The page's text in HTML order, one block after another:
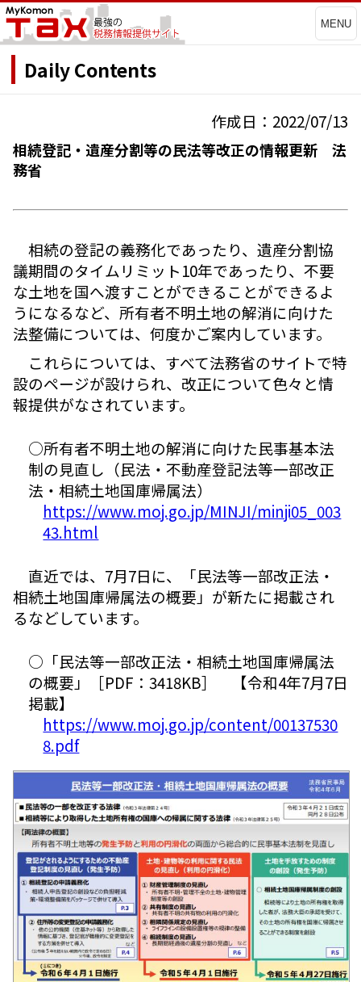
MENU
Daily Contents
作成日：2022/07/13
相続登記・遺産分割等の民法等改正の情報更新 法
務省
相続の登記の義務化であったり、遺産分割協
議期間のタイムリミット10年であったり、不要
な土地を国へ渡すことができることができるよ
うになるなど、所有者不明土地の解消に向けた
法整備については、何度かご案内しています。
これらについては、すべて法務省のサイトで特
設のページが設けられ、改正について色々と情
報提供がなされています。
○所有者不明土地の解消に向けた民事基本法
制の見直し（民法・不動産登記法等一部改正
法・相続土地国庫帰属法）
https://www.moj.go.jp/MINJI/minji05_003
43.html
直近では、7月7日に、「民法等一部改正法・
相続土地国庫帰属法の概要」が新たに掲載され
るなどしています。
○「民法等一部改正法・相続土地国庫帰属法
の概要」［PDF：3418KB］ 【令和4年7月7日
掲載】
https://www.moj.go.jp/content/00137530
8.pdf